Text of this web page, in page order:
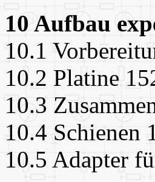
10 Aufbau
10.1
10.2 Platine
10.3
10.4 Schienen
10.5 Adapter